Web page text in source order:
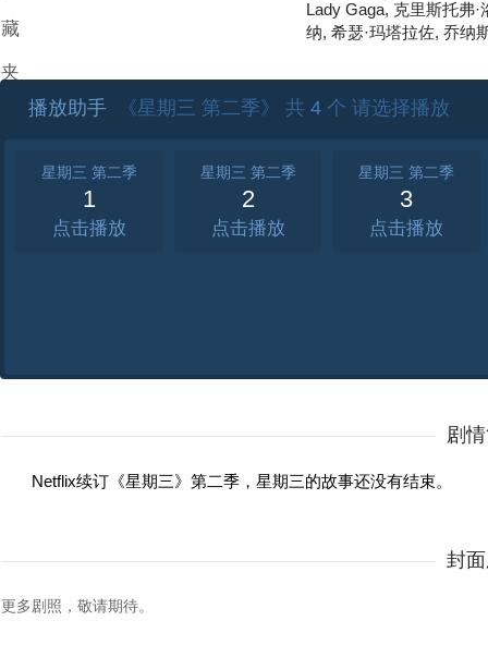
藏
夹
Lady Gaga, 克里斯托弗
纳, 希瑟·玛塔拉佐, 乔纳
播放助手 《星期三 第二季》 共 4 个 请选择播放
星期三 第二季
1
点击
星期三 第二季
2
点击
星期三 第二季
3
点击
剧
Netflix续订《星期三》第二季，星期三的故事还没有结束。
封
更多剧照，敬请期待。